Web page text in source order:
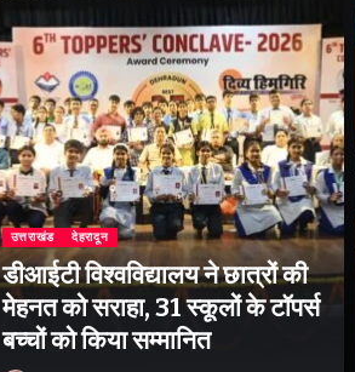
उत्तराखंड देहरादून
डीआईटी विश्वविद्यालय ने छात्रों की
मेहनत को सराहा, 31 स्कूलों के टॉपर्स
बच्चों को किया सम्मानित